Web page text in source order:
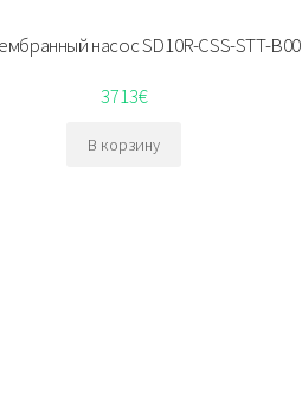
насос SD10R-CSS-STT-B00
3713€
В корзину